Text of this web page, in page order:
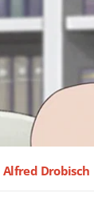
Alfred Drobisch